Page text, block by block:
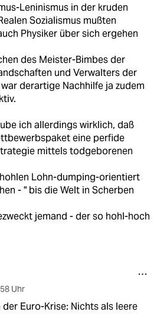
Leninismus in der kruden
Sozialismus mußten
Physiker über sich ergehen
des Meister-Bimbes der
und Verwalters der
derartige Nachhilfe ja zudem
ich allerdings wirklich, daß
eine perfide
mittels todgeborenen
Lohn-dumping-orientiert
- " bis die Welt in Scherben
jemand - der so hohl-hoch
Uhr
Euro-Krise: Nichts als leere